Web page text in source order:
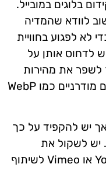
בלוגים במובייל.
לוודא שהמדיה
לא לפגוע בחוויית
לדחוס אותן על
לשפר את מהירות
הטעינה של הדף. שימוש בפורמטים מודרניים כמו WebP
אך יש להקפיד על כך
יש לשקול את
השימוש בפלטפורמות כמו YouTube או Vimeo לשיתוף